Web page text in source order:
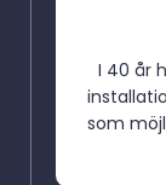
I 40 år
som